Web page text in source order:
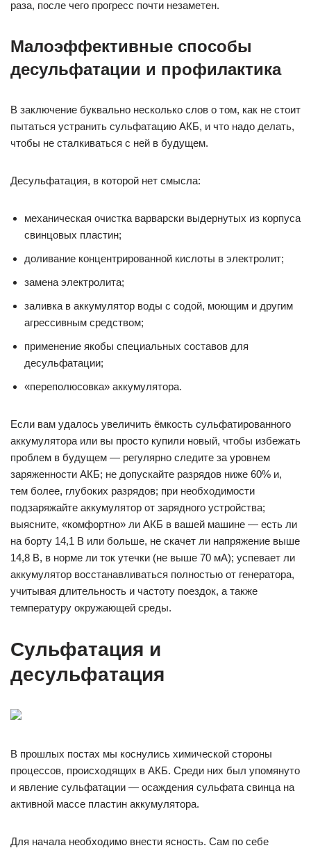
раза, после чего прогресс почти незаметен.
Малоэффективные способы
десульфатации и профилактика
В заключение буквально несколько слов о том, как не стоит
пытаться устранить сульфатацию АКБ, и что надо делать,
чтобы не сталкиваться с ней в будущем.
Десульфатация, в которой нет смысла:
механическая очистка варварски выдернутых из корпуса
свинцовых пластин;
доливание концентрированной кислоты в электролит;
замена электролита;
заливка в аккумулятор воды с содой, моющим и другим
агрессивным средством;
применение якобы специальных составов для
десульфатации;
«переполюсовка» аккумулятора.
Если вам удалось увеличить ёмкость сульфатированного
аккумулятора или вы просто купили новый, чтобы избежать
проблем в будущем — регулярно следите за уровнем
заряженности АКБ; не допускайте разрядов ниже 60% и,
тем более, глубоких разрядов; при необходимости
подзаряжайте аккумулятор от зарядного устройства;
выясните, «комфортно» ли АКБ в вашей машине — есть ли
на борту 14,1 В или больше, не скачет ли напряжение выше
14,8 В, в норме ли ток утечки (не выше 70 мА); успевает ли
аккумулятор восстанавливаться полностью от генератора,
учитывая длительность и частоту поездок, а также
температуру окружающей среды.
Сульфатация и
десульфатация
В прошлых постах мы коснулись химической стороны
процессов, происходящих в АКБ. Среди них был упомянуто
и явление сульфатации — осаждения сульфата свинца на
активной массе пластин аккумулятора.
Для начала необходимо внести ясность. Сам по себе